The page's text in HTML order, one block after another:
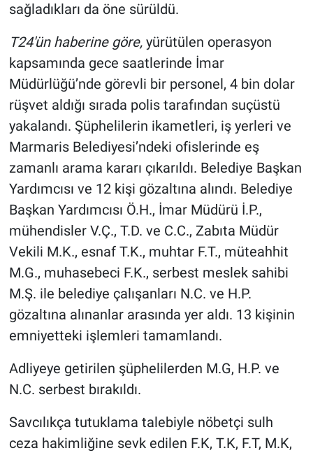
sağladıkları da öne sürüldü.
T24'ün haberine göre,yürütülen operasyon
kapsamında gece saatlerinde İmar
Müdürlüğü’nde görevli bir personel, 4 bin dolar
rüşvet aldığı sırada polis tarafından suçüstü
yakalandı. Şüphelilerin ikametleri, iş yerleri ve
Marmaris Belediyesi’ndeki ofislerinde eş
zamanlı arama kararı çıkarıldı. Belediye Başkan
Yardımcısı ve 12 kişi gözaltına alındı. Belediye
Başkan Yardımcısı Ö.H., İmar Müdürü İ.P.,
mühendisler V.Ç., T.D. ve C.C., Zabıta Müdür
Vekili M.K., esnaf T.K., muhtar F.T., müteahhit
M.G., muhasebeci F.K., serbest meslek sahibi
M.Ş. ile belediye çalışanları N.C. ve H.P.
gözaltına alınanlar arasında yer aldı. 13 kişinin
emniyetteki işlemleri tamamlandı.
Adliyeye getirilen şüphelilerden M.G, H.P. ve
N.C. serbest bırakıldı.
Savcılıkça tutuklama talebiyle nöbetçi sulh
ceza hakimliğine sevk edilen F.K, T.K, F.T, M.K,